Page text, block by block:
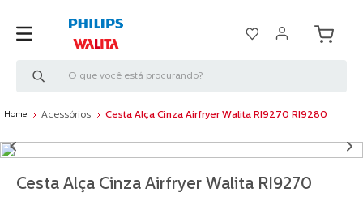
Acessórios Cesta Alça Cinza Airfryer Walita RI9270 RI9280
Cesta Alça Cinza Airfryer Walita RI9270